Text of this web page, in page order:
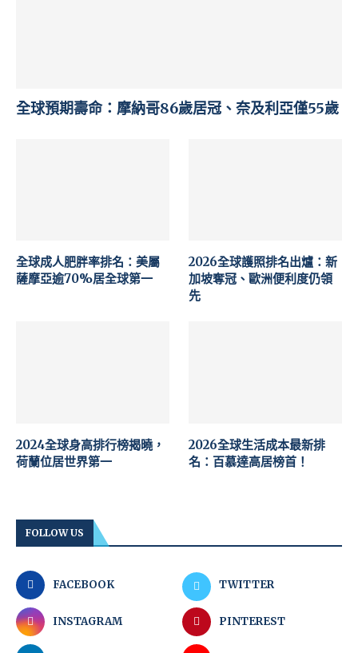
全球預期壽命：摩納哥86歲居冠、奈及利亞僅55歲
全球成人肥胖率排名：美屬
薩摩亞逾70%居全球第一
2026全球護照排名出爐：新
加坡奪冠、歐洲便利度仍領
先
2024全球身高排行榜揭曉，
荷蘭位居世界第一
2026全球生活成本最新排
名：百慕達高居榜首！
FOLLOW US
FACEBOOK TWITTER
INSTAGRAM PINTEREST